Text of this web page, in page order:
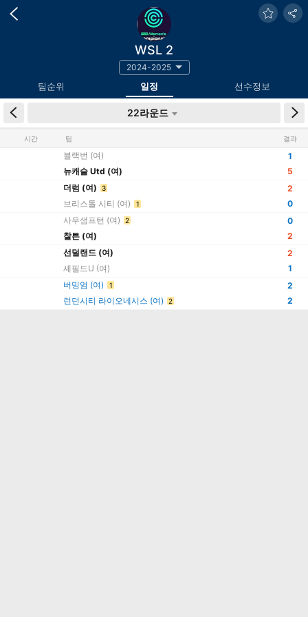
WSL 2
2024-2025
팀순위 일정 선수정보
22라운드
시간 팀 결과
블랙번 (여)
뉴캐슬 Utd (여)
1
5
더럼 (여)
3
브리스톨 시티 (여) 1
2
0
사우샘프턴 (여)
2
찰튼 (여)
0
2
선덜랜드 (여)
셰필드U (여)
2
1
버밍엄 (여)
1
런던시티 라이오네시스 (여) 2
2
2